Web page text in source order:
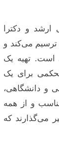
و دکترا
می‌کند و
است. تهیه یک
برای یک
و دانشگاهی،
و از همه
می‌گذارند که